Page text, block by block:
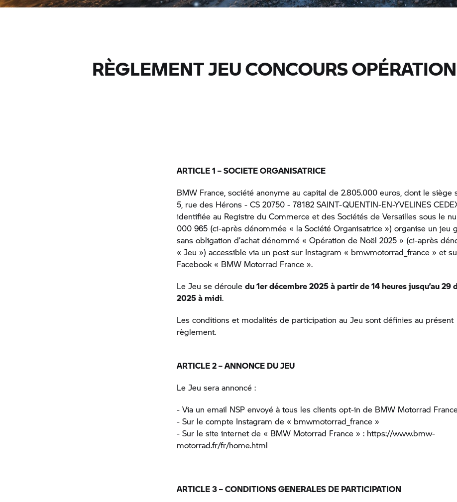
RÈGLEMENT JEU CONCOURS
ARTICLE 1 – SOCIETE ORGANISATRICE
BMW France, société anonyme au capital de 2.805.000 euros, dont le siège
5, rue des Hérons - CS 20750 - 78182 SAINT-QUENTIN-EN-YVELINES
identifiée au Registre du Commerce et des Sociétés de Versailles sous le
000 965 (ci-après dénommée « la Société Organisatrice ») organise un jeu
sans obligation d’achat dénommé « Opération de Noël 2025 » (ci-après
« Jeu ») accessible via un post sur Instagram « bmwmotorrad_france » et
Facebook « BMW Motorrad France ».
Le Jeu se dérouledu 1er décembre 2025 à partir de 14 heures jusqu’au 29
2025 à midi.
Les conditions et modalités de participation au Jeu sont définies au présent
règlement.
ARTICLE 2 – ANNONCE DU JEU
Le Jeu sera annoncé :
- Via un email NSP envoyé à tous les clients opt-in de BMW Motorrad
- Sur le compte Instagram de « bmwmotorrad_france »
- Sur le site internet de « BMW Motorrad France » : https://www.bmw-
motorrad.fr/fr/home.html
ARTICLE 3 – CONDITIONS GENERALES DE PARTICIPATION